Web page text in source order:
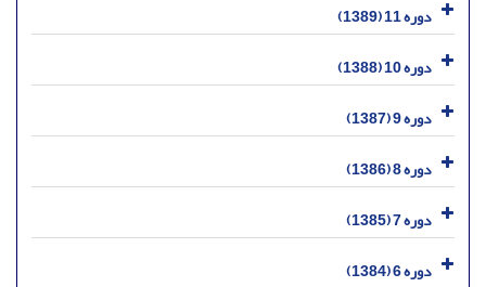
دوره 11 (1389)
دوره 10 (1388)
دوره 9 (1387)
دوره 8 (1386)
دوره 7 (1385)
دوره 6 (1384)